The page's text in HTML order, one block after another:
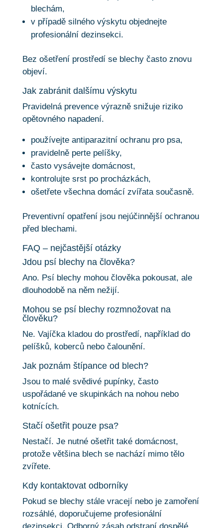
blechám,
v případě silného výskytu objednejte
profesionální dezinsekci.
Bez ošetření prostředí se blechy často znovu
objeví.
Jak zabránit dalšímu výskytu
Pravidelná prevence výrazně snižuje riziko
opětovného napadení.
používejte antiparazitní ochranu pro psa,
pravidelně perte pelíšky,
často vysávejte domácnost,
kontrolujte srst po procházkách,
ošetřete všechna domácí zvířata současně.
Preventivní opatření jsou nejúčinnější ochranou
před blechami.
FAQ – nejčastější otázky
Jdou psí blechy na člověka?
Ano. Psí blechy mohou člověka pokousat, ale
dlouhodobě na něm nežijí.
Mohou se psí blechy rozmnožovat na
člověku?
Ne. Vajíčka kladou do prostředí, například do
pelíšků, koberců nebo čalounění.
Jak poznám štípance od blech?
Jsou to malé svědivé pupínky, často
uspořádané ve skupinkách na nohou nebo
kotnících.
Stačí ošetřit pouze psa?
Nestačí. Je nutné ošetřit také domácnost,
protože většina blech se nachází mimo tělo
zvířete.
Kdy kontaktovat odborníky
Pokud se blechy stále vracejí nebo je zamoření
rozsáhlé, doporučujeme profesionální